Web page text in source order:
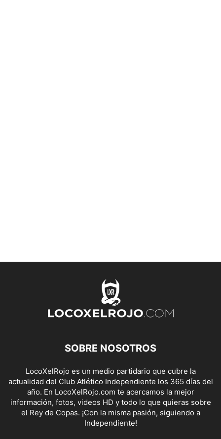
SOBRE NOSOTROS
LocoXelRojo es un medio partidario que cubre la
actualidad del Club Atlético Independiente los 365 días del
año. En LocoXelRojo.com te acercamos la mejor
información, fotos, videos HD y todo lo que quieras sobre
el Rey de Copas. ¡Con la misma pasión, siguiendo a
Independiente!